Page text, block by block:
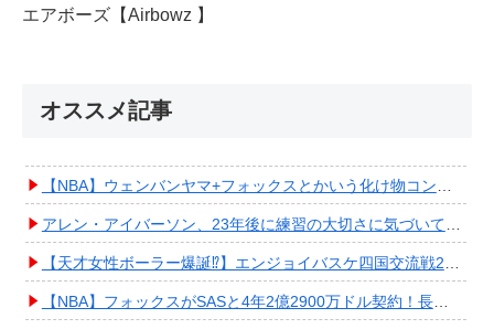
エアボーズ【Airbowz 】
オススメ記事
【NBA】ウェンバンヤマ+フォックスとかいう化け物コンビが爆誕してしまうwwwwwwwwww
アレン・アイバーソン、23年後に練習の大切さに気づいてしまうwwwwwwwwwwww
【天才女性ボーラー爆誕⁉︎】エンジョイバスケ四国交流戦2025 in 香川③ #エアボーズ #427
【NBA】フォックスがSASと4年2億2900万ドル契約！長期確保しPO進出へ期待高まる